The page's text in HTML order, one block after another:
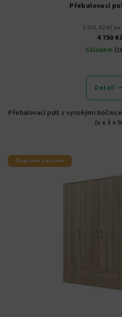
Přebalovací
3 925,62 Kč
4 750
Skladem
z
5
Detail
Přebalovací pult s vysokými
(v x š x
Doprava zdarma